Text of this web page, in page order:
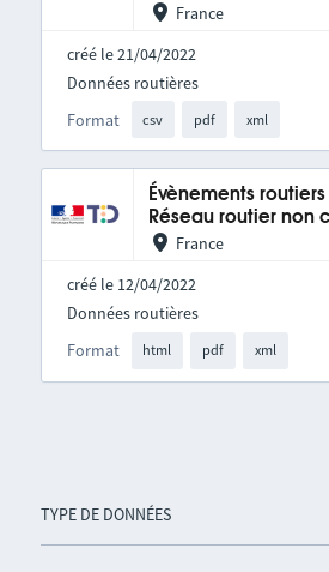
TYPE DE DONNÉES
France
créé le 21/04/2022
Format csv pdf xml
Données routières
Évènements routiers
Réseau routier non
France
créé le 12/04/2022
Format html pdf xml
Données routières